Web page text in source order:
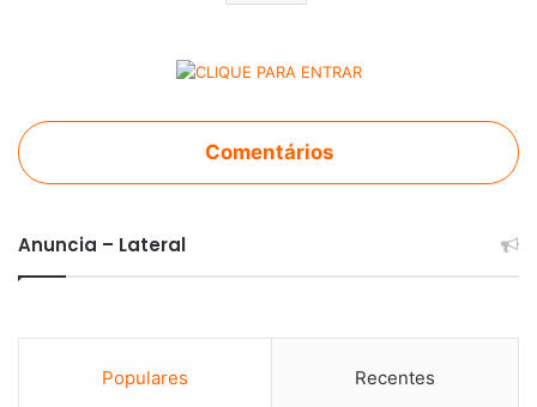
Comentários
Anuncia – Lateral
Populares Recentes